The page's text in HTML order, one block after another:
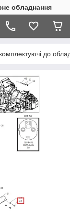
обладнання
до